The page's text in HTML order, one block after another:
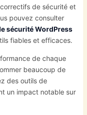
de sécurité et
pouvez consulter
sécurité WordPress
fiables et efficaces.
de chaque
beaucoup de
des outils de
un impact notable sur